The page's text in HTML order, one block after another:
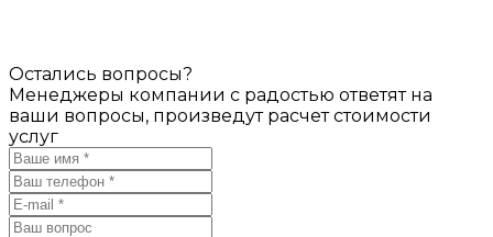
Остались вопросы?
Менеджеры компании с радостью ответят на
ваши вопросы, произведут расчет стоимости
услуг